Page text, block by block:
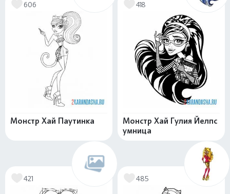
606
Монстр Хай Паутинка
418
Монстр Хай Гулия Йелпс
умница
421 485